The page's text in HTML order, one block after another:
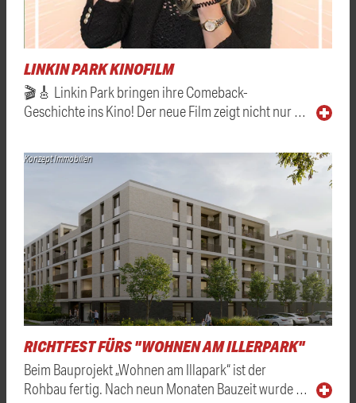
LINKIN PARK KINOFILM
🎬🎸 Linkin Park bringen ihre Comeback-
Geschichte ins Kino! Der neue Film zeigt nicht nur …
Konzept Immobilien
RICHTFEST FÜRS "WOHNEN AM ILLERPARK"
Beim Bauprojekt „Wohnen am Illapark“ ist der
Rohbau fertig. Nach neun Monaten Bauzeit wurde …